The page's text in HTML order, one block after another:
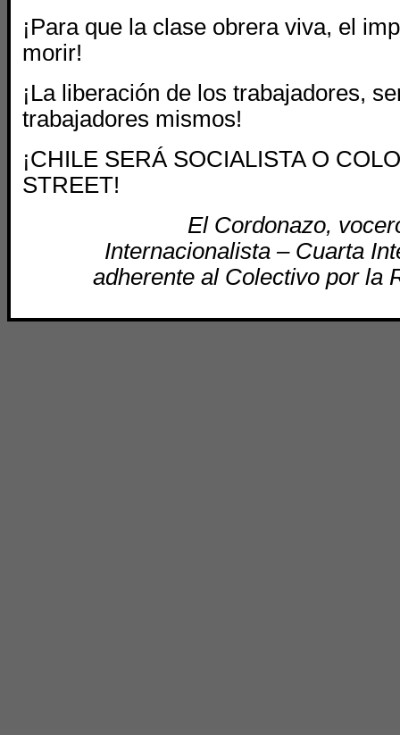
¡Para que la clase obrera viva, el
morir!
¡La liberación de los trabajadores,
trabajadores mismos!
¡CHILE SERÁ SOCIALISTA O
STREET!
El Cordonazo,
Internacionalista – Cuarta
adherente al Colectivo por la